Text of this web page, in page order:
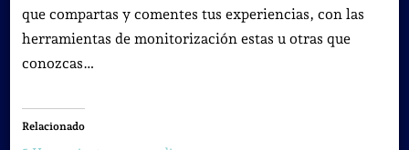
que compartas y comentes tus experiencias, con las
herramientas de monitorización estas u otras que
conozcas…
Relacionado